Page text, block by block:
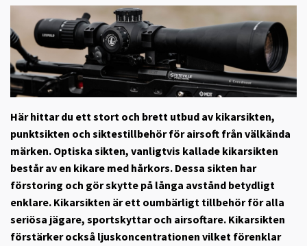
Här hittar du ett stort och brett utbud av kikarsikten,
punktsikten och siktestillbehör för airsoft från välkända
märken. Optiska sikten, vanligtvis kallade kikarsikten
består av en kikare med hårkors. Dessa sikten har
förstoring och gör skytte på långa avstånd betydligt
enklare. Kikarsikten är ett oumbärligt tillbehör för alla
seriösa jägare, sportskyttar och airsoftare. Kikarsikten
förstärker också ljuskoncentrationen vilket förenklar